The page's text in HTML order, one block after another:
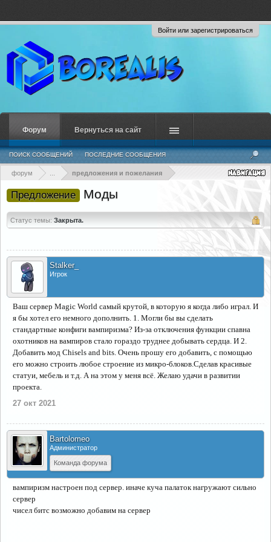
Войти или зарегистрироваться
форум предложения и пожелания
Предложение Моды
Статус темы: Закрыта.
Stalker_
Игрок
Ваш сервер Magic World самый крутой, в которую я когда либо играл. И
я бы хотел его немного дополнить. 1. Могли бы вы сделать
стандартные конфиги вампиризма? Из-за отключения функции спавна
охотников на вампиров стало гораздо труднее добывать сердца. И 2.
Добавить мод Chisels and bits. Очень прошу его добавить, с помощью
его можно строить любое строение из микро-блоков.Сделав красивые
статуи, мебель и т.д. А на этом у меня всё. Желаю удачи в развитии
проекта.
27 окт 2021
Bartolomeo
Администратор
Команда форума
вампиризм настроен под сервер. иначе куча палаток нагружают сильно
сервер
чисел битс возможно добавим на сервер
Форум
ПОИСК СООБЩЕНИЙ ПОСЛЕДНИЕ СООБЩЕНИЯ
Вернуться на сайт